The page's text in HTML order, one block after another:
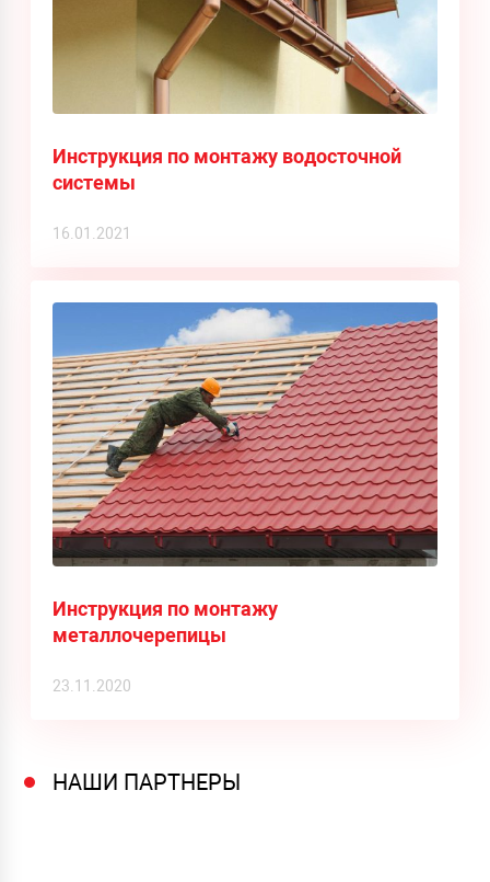
Инструкция по монтажу водосточной
системы
16.01.2021
Инструкция по монтажу
металлочерепицы
23.11.2020
НАШИ ПАРТНЕРЫ